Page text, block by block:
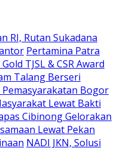
RI, Rutan Sukadana
Pertamina Patra
TJSL & CSR Award
Talang Berseri
Bogor
Lewat Bakti
Cibinong Gelorakan
Lewat Pekan
NADI JKN, Solusi